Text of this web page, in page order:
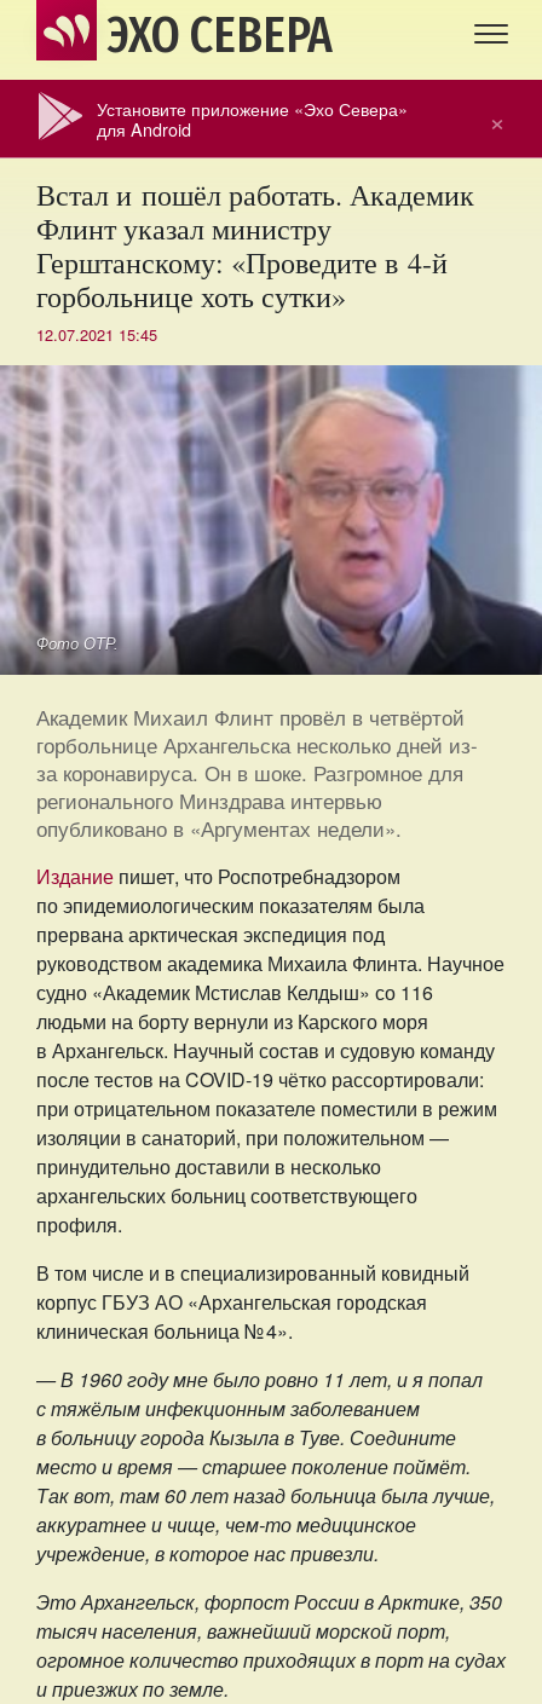
ЭХО СЕВЕРА
×
Установите приложение «Эхо Севера»
для Android
Встал и пошёл работать. Академик
Флинт указал министру
Герштанскому: «Проведите в 4-й
горбольнице хоть сутки»
12.07.2021 15:45
Фото ОТР.
Академик Михаил Флинт провёл в четвёртой
горбольнице Архангельска несколько дней из-
за коронавируса. Он в шоке. Разгромное для
регионального Минздрава интервью
опубликовано в «Аргументах недели».
Издание пишет, что Роспотребнадзором
по эпидемиологическим показателям была
прервана арктическая экспедиция под
руководством академика Михаила Флинта. Научное
судно «Академик Мстислав Келдыш» со 116
людьми на борту вернули из Карского моря
в Архангельск. Научный состав и судовую команду
после тестов на COVID-19 чётко рассортировали:
при отрицательном показателе поместили в режим
изоляции в санаторий, при положительном —
принудительно доставили в несколько
архангельских больниц соответствующего
профиля.
В том числе и в специализированный ковидный
корпус ГБУЗ АО «Архангельская городская
клиническая больница № 4».
— В 1960 году мне было ровно 11 лет, и я попал
с тяжёлым инфекционным заболеванием
в больницу города Кызыла в Туве. Соедините
место и время — старшее поколение поймёт.
Так вот, там 60 лет назад больница была лучше,
аккуратнее и чище, чем-то медицинское
учреждение, в которое нас привезли.
Это Архангельск, форпост России в Арктике, 350
тысяч населения, важнейший морской порт,
огромное количество приходящих в порт на судах
и приезжих по земле.